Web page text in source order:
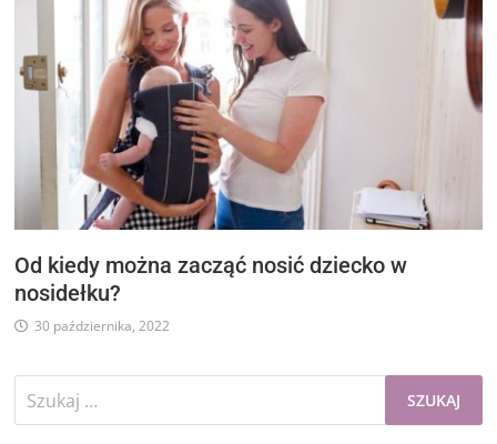
Od kiedy można zacząć nosić dziecko w
nosidełku?
30 października, 2022
Szukaj: